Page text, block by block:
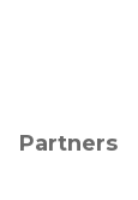
Partners